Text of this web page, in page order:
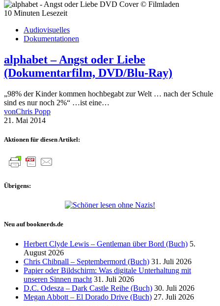
10 Minuten Lesezeit
Audiovisuelles
Dokumentationen
alphabet – Angst oder Liebe
(Dokumentarfilm, DVD/Blu-Ray)
„98% der Kinder kommen hochbegabt zur Welt … nach der Schule
sind es nur noch 2%“ …ist eine…
vonChris Popp
21. Mai 2014
Aktionen für diesen Artikel:
Übrigens:
Neu auf booknerds.de
Herbert Clyde Lewis – Gentleman über Bord (Buch) 5.
August 2026
Chris Chibnall – Septembermord (Buch) 31. Juli 2026
Papier oder Bildschirm: Was digitale Unterhaltung mit
unseren Sinnen macht 31. Juli 2026
D.C. Odesza – Dark Castle Reihe (Buch) 30. Juli 2026
Megan Abbott – El Dorado Drive (Buch) 27. Juli 2026